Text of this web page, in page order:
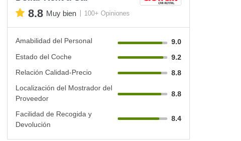
8.8 Muy bien 100+ Opiniones
Amabilidad del Personal
9.0
Estado del Coche
9.2
Relación Calidad-Precio
8.8
Localización del Mostrador del
Proveedor
8.8
Facilidad de Recogida y
Devolución
8.4